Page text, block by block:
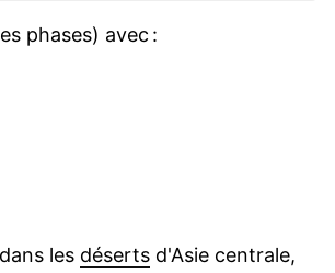
phases) avec :
les déserts d'Asie centrale,